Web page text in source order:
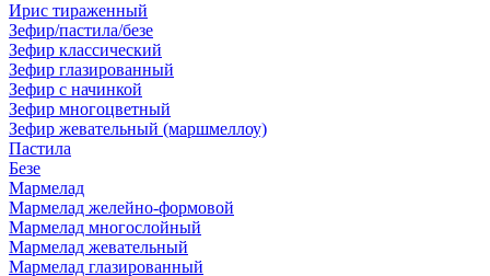
Ирис тираженный
Зефир/пастила/безе
Зефир классический
Зефир глазированный
Зефир с начинкой
Зефир многоцветный
Зефир жевательный (маршмеллоу)
Пастила
Безе
Мармелад
Мармелад желейно-формовой
Мармелад многослойный
Мармелад жевательный
Мармелад глазированный